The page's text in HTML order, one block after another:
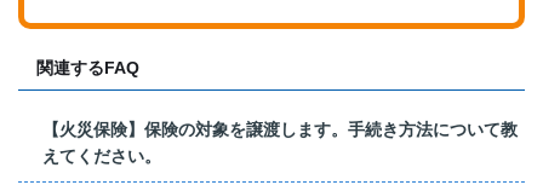
関連するFAQ
【火災保険】保険の対象を譲渡します。手続き方法について教
えてください。